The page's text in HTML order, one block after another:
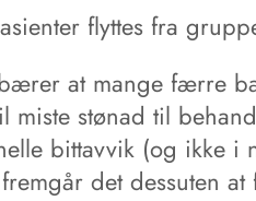
flyttes fra
at mange færre
miste stønad til
bittavvik (og ikke i
det dessuten